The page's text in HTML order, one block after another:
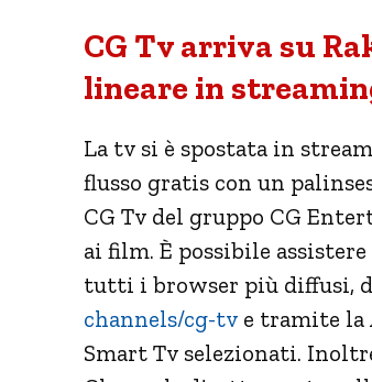
CG Tv arriva su
lineare in
La tv si è spostata in
flusso gratis con un
CG Tv del gruppo CG
ai film. È possibile
tutti i browser più diffusi,
channels/cg-tv e tramite la
Smart Tv selezionati.